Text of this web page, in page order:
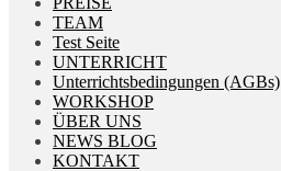
TEAM
Test Seite
UNTERRICHT
Unterrichtsbedingungen (AGBs)
WORKSHOP
ÜBER UNS
NEWS BLOG
KONTAKT